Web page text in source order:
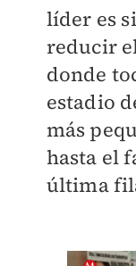
líder es
reducir
donde
estadio
más
hasta el
última